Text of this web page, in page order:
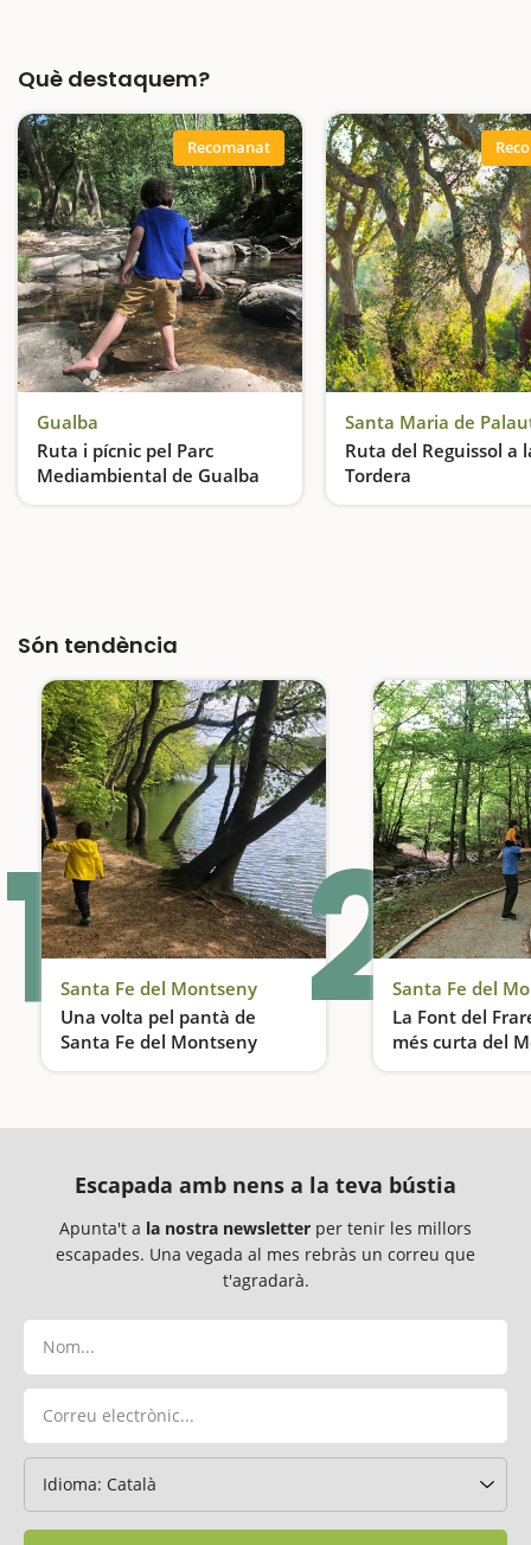
Què destaquem?
Recomanat
Gualba
Ruta i pícnic pel Parc
Mediambiental de Gualba
Pícnic en un parc natural
Ruta del Reguissol a
Tordera
Una excursió
Són tendència
1Santa Fe del Montseny
Una volta pel pantà de
Santa Fe del Montseny
Una excursió ideal per fer amb nens
2Santa Fe del
La Font del
més curta del
Escapada amb nens a la teva bústia
Apunta't a la nostra newsletter per tenir les millors
escapades. Una vegada al mes rebràs un correu que
t'agradarà.